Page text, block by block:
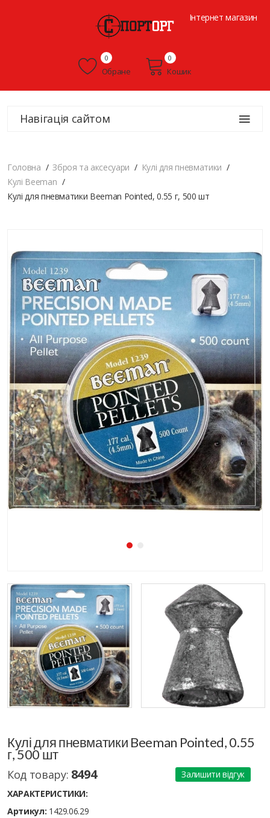
Інтернет магазин
Обране
0
Кошик
0
Навігація сайтом
Головна Зброя та аксесуари
Кулі для пневматики
Кулі Beeman
Кулі для пневматики Beeman Pointed, 0.55 г, 500 шт
Кулі для пневматики Beeman Pointed, 0.55
г, 500 шт
Код товару: 8494
Залишити відгук
ХАРАКТЕРИСТИКИ:
Артикул: 1429.06.29